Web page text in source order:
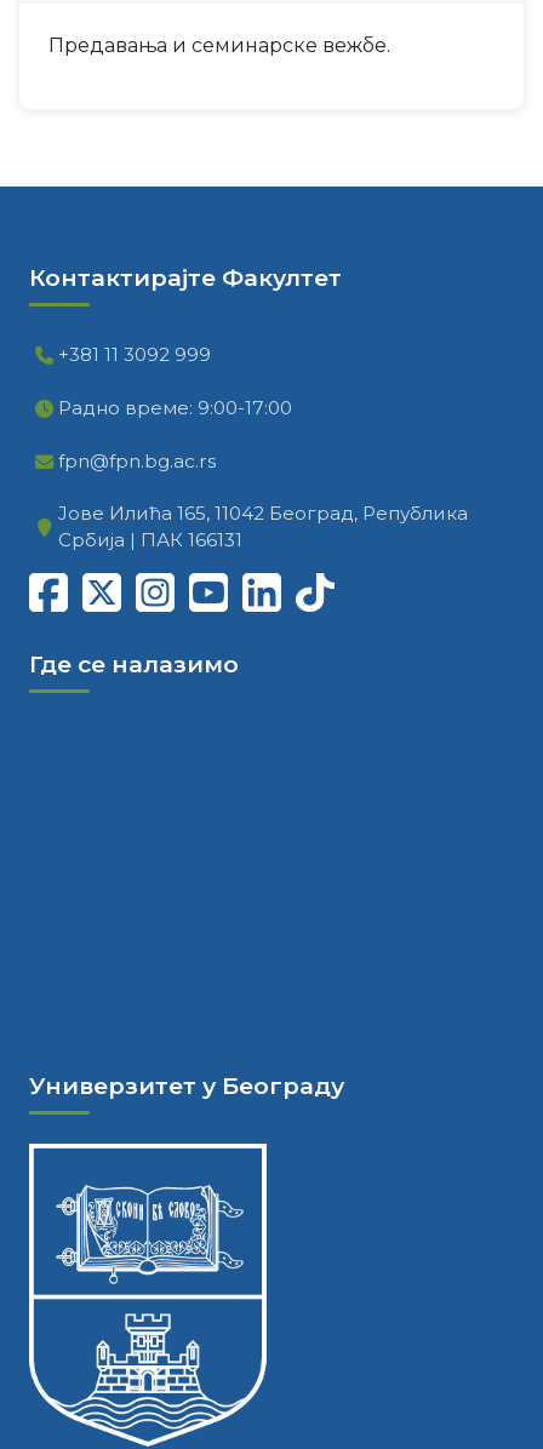
Предавања и семинарске вежбе.
Контактирајте Факултет
+381 11 3092 999
Радно време: 9:00-17:00
fpn@fpn.bg.ac.rs
Јове Илића 165, 11042 Београд, Република
Србија | ПАК 166131
Где се налазимо
Универзитет у Београду